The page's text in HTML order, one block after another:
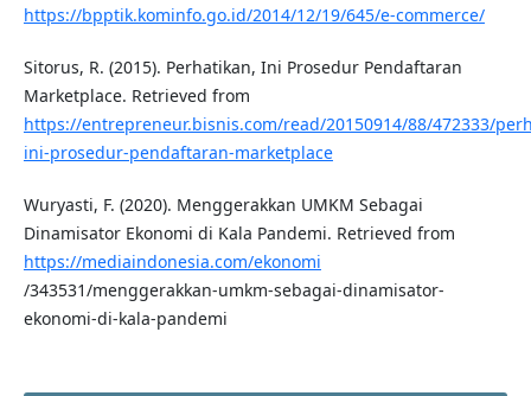
https://bpptik.kominfo.go.id/2014/12/19/645/e-commerce/
Sitorus, R. (2015). Perhatikan, Ini Prosedur Pendaftaran
Marketplace. Retrieved from
https://entrepreneur.bisnis.com/read/20150914/88/472333/
ini-prosedur-pendaftaran-marketplace
Wuryasti, F. (2020). Menggerakkan UMKM Sebagai
Dinamisator Ekonomi di Kala Pandemi. Retrieved from
https://mediaindonesia.com/ekonomi
/343531/menggerakkan-umkm-sebagai-dinamisator-
ekonomi-di-kala-pandemi